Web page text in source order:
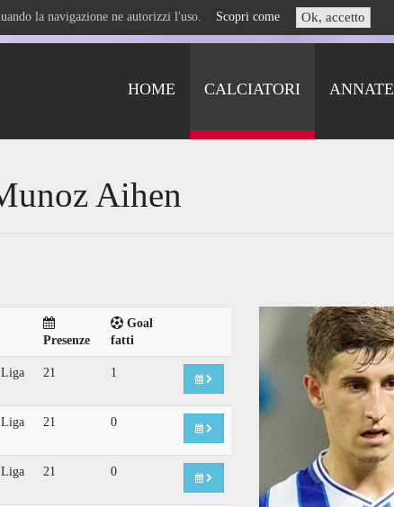
la navigazione ne autorizzi l'uso. Scopri come Ok, accetto
HOME CALCIATORI ANNATE
Aihen
Presenze
Goal
fatti
21 1
21 0
21 0